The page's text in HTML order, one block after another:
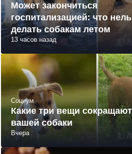
Может закончиться
госпитализацией: что
делать собакам летом
13 часов назад
Социум
Какие три вещи
вашей собаки
Вчера